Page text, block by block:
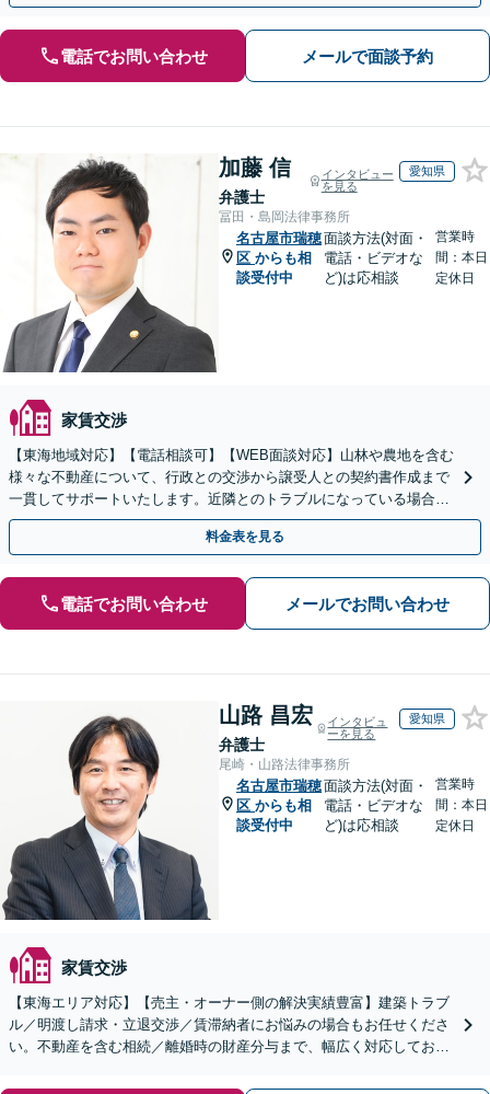
電話でお問い合わせ メールで面談予約
加藤 信
弁護士
インタビュー
を見る
愛知県
冨田・島岡法律事務所
名古屋市瑞穂
区 からも相
談受付中
面談方法(対面・
電話・ビデオな
ど)は応相談
営業時
間：本日
定休日
家賃交渉
【東海地域対応】【電話相談可】【WEB面談対応】山林や農地を含む
様々な不動産について、行政との交渉から譲受人との契約書作成まで
一貫してサポートいたします。近隣とのトラブルになっている場合
や、解決が難航している案件でも、ぜひご相談ください。
料金表を見る
電話でお問い合わせ メールでお問い合わせ
山路 昌宏
弁護士
インタビュ
ーを見る
愛知県
尾崎・山路法律事務所
名古屋市瑞穂
区 からも相
談受付中
面談方法(対面・
電話・ビデオな
ど)は応相談
営業時
間：本日
定休日
家賃交渉
【東海エリア対応】【売主・オーナー側の解決実績豊富】建築トラブ
ル／明渡し請求・立退交渉／賃滞納者にお悩みの場合もお任せくださ
い。不動産を含む相続／離婚時の財産分与まで、幅広く対応しており